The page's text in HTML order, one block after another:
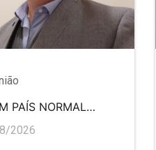
PAÍS NORMAL…
2026